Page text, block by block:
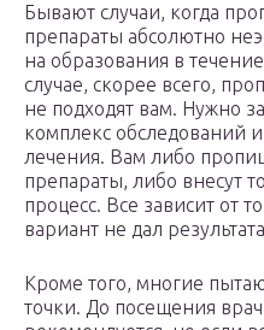
Бывают случаи, когда
препараты абсолютно
на образования в
случае, скорее всего,
не подходят вам. Нужно
комплекс обследований
лечения. Вам либо
препараты, либо внесут
процесс. Все зависит от
вариант не дал
Кроме того, многие
точки. До посещения